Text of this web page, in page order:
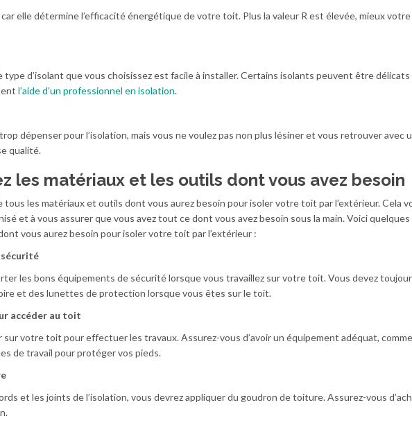
elle détermine l’efficacité énergétique de votre toit. Plus la valeur R est élevée, mieux
type d’isolant que vous choisissez est facile à installer. Certains isolants peuvent être délicats
l’aide d’un professionnel en isolation.
dépenser pour l’isolation, mais vous ne voulez pas non plus lésiner et vous retrouver avec
qualité.
les matériaux et les outils dont vous avez besoin
tous les matériaux et outils dont vous aurez besoin pour isoler votre toit par l’extérieur. Cela
et à vous assurer que vous avez tout ce dont vous avez besoin sous la main. Voici quelques
vous aurez besoin pour isoler votre toit par l’extérieur :
sécurité
les bons équipements de sécurité lorsque vous travaillez sur votre toit. Vous devez
et des lunettes de protection lorsque vous êtes sur le toit.
accéder au toit
sur votre toit pour effectuer les travaux. Assurez-vous d’avoir un équipement adéquat,
de travail pour protéger vos pieds.
et les joints de l’isolation, vous devrez appliquer du goudron de toiture. Assurez-vous